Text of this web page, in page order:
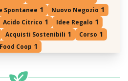
Spontanee 1 Nuovo Negozio 1
Acido Citrico 1 Idee Regalo 1
Acquisti Sostenibili 1 Corso 1
Food Coop 1